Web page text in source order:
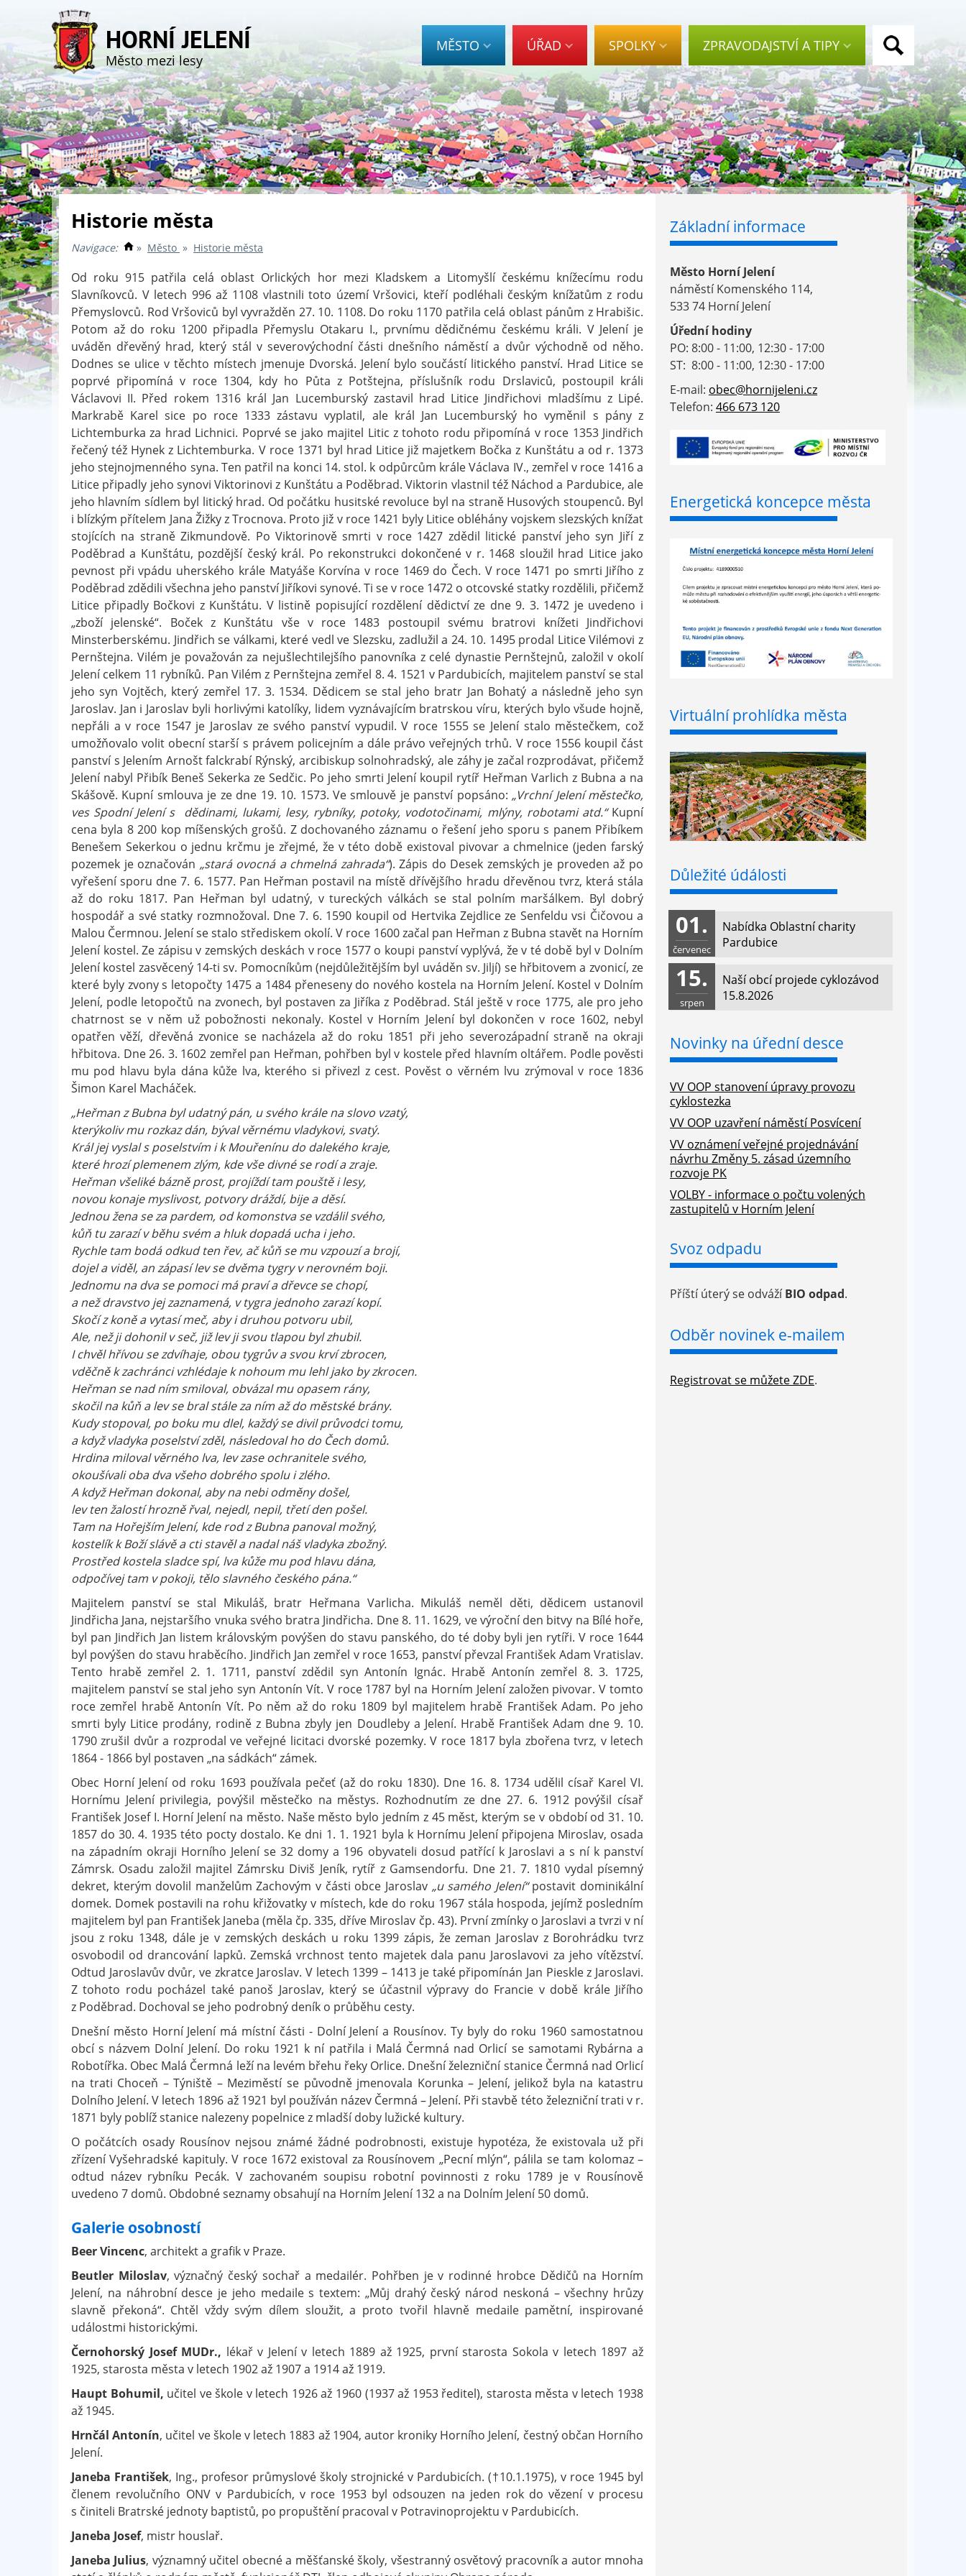
HORNÍ JELENÍ
Město mezi lesy
MĚSTO ÚŘAD SPOLKY ZPRAVODAJSTVÍ A TIPY
Historie města
Navigace: » Město » Historie města
Od roku 915 patřila celá oblast Orlických hor mezi Kladskem a Litomyšlí českému knížecímu rodu
Slavníkovců. V letech 996 až 1108 vlastnili toto území Vršovici, kteří podléhali českým knížatům z rodu
Přemyslovců. Rod Vršoviců byl vyvražděn 27. 10. 1108. Do roku 1170 patřila celá oblast pánům z Hrabišic.
Potom až do roku 1200 připadla Přemyslu Otakaru I., prvnímu dědičnému českému králi. V Jelení je
uváděn dřevěný hrad, který stál v severovýchodní části dnešního náměstí a dvůr východně od něho.
Dodnes se ulice v těchto místech jmenuje Dvorská. Jelení bylo součástí litického panství. Hrad Litice se
poprvé připomíná v roce 1304, kdy ho Půta z Potštejna, příslušník rodu Drslaviců, postoupil králi
Václavovi II. Před rokem 1316 král Jan Lucemburský zastavil hrad Litice Jindřichovi mladšímu z Lipé.
Markrabě Karel sice po roce 1333 zástavu vyplatil, ale král Jan Lucemburský ho vyměnil s pány z
Lichtemburka za hrad Lichnici. Poprvé se jako majitel Litic z tohoto rodu připomíná v roce 1353 Jindřich
řečený též Hynek z Lichtemburka. V roce 1371 byl hrad Litice již majetkem Bočka z Kunštátu a od r. 1373
jeho stejnojmenného syna. Ten patřil na konci 14. stol. k odpůrcům krále Václava IV., zemřel v roce 1416 a
Litice připadly jeho synovi Viktorinovi z Kunštátu a Poděbrad. Viktorin vlastnil též Náchod a Pardubice, ale
jeho hlavním sídlem byl litický hrad. Od počátku husitské revoluce byl na straně Husových stoupenců. Byl
i blízkým přítelem Jana Žižky z Trocnova. Proto již v roce 1421 byly Litice obléhány vojskem slezských knížat
stojících na straně Zikmundově. Po Viktorinově smrti v roce 1427 zdědil litické panství jeho syn Jiří z
Poděbrad a Kunštátu, pozdější český král. Po rekonstrukci dokončené v r. 1468 sloužil hrad Litice jako
pevnost při vpádu uherského krále Matyáše Korvína v roce 1469 do Čech. V roce 1471 po smrti Jiřího z
Poděbrad zdědili všechna jeho panství Jiříkovi synové. Ti se v roce 1472 o otcovské statky rozdělili, přičemž
Litice připadly Bočkovi z Kunštátu. V listině popisující rozdělení dědictví ze dne 9. 3. 1472 je uvedeno i
„zboží jelenské“. Boček z Kunštátu vše v roce 1483 postoupil svému bratrovi knížeti Jindřichovi
Minsterberskému. Jindřich se válkami, které vedl ve Slezsku, zadlužil a 24. 10. 1495 prodal Litice Vilémovi z
Pernštejna. Vilém je považován za nejušlechtilejšího panovníka z celé dynastie Pernštejnů, založil v okolí
Jelení celkem 11 rybníků. Pan Vilém z Pernštejna zemřel 8. 4. 1521 v Pardubicích, majitelem panství se stal
jeho syn Vojtěch, který zemřel 17. 3. 1534. Dědicem se stal jeho bratr Jan Bohatý a následně jeho syn
Jaroslav. Jan i Jaroslav byli horlivými katolíky, lidem vyznávajícím bratrskou víru, kterých bylo všude hojně,
nepřáli a v roce 1547 je Jaroslav ze svého panství vypudil. V roce 1555 se Jelení stalo městečkem, což
umožňovalo volit obecní starší s právem policejním a dále právo veřejných trhů. V roce 1556 koupil část
panství s Jelením Arnošt falckrabí Rýnský, arcibiskup solnohradský, ale záhy je začal rozprodávat, přičemž
Jelení nabyl Přibík Beneš Sekerka ze Sedčic. Po jeho smrti Jelení koupil rytíř Heřman Varlich z Bubna a na
Skášově. Kupní smlouva je ze dne 19. 10. 1573. Ve smlouvě je panství popsáno:„Vrchní Jelení městečko,
ves Spodní Jelení s dědinami, lukami, lesy, rybníky, potoky, vodotočinami, mlýny, robotami atd.“ Kupní
cena byla 8 200 kop míšenských grošů. Z dochovaného záznamu o řešení jeho sporu s panem Přibíkem
Benešem Sekerkou o jednu krčmu je zřejmé, že v této době existoval pivovar a chmelnice (jeden farský
pozemek je označován „stará ovocná a chmelná zahrada“). Zápis do Desek zemských je proveden až po
vyřešení sporu dne 7. 6. 1577. Pan Heřman postavil na místě dřívějšího hradu dřevěnou tvrz, která stála
až do roku 1817. Pan Heřman byl udatný, v tureckých válkách se stal polním maršálkem. Byl dobrý
hospodář a své statky rozmnožoval. Dne 7. 6. 1590 koupil od Hertvika Zejdlice ze Senfeldu vsi Čičovou a
Malou Čermnou. Jelení se stalo střediskem okolí. V roce 1600 začal pan Heřman z Bubna stavět na Horním
Jelení kostel. Ze zápisu v zemských deskách v roce 1577 o koupi panství vyplývá, že v té době byl v Dolním
Jelení kostel zasvěcený 14-ti sv. Pomocníkům (nejdůležitějším byl uváděn sv. Jiljí) se hřbitovem a zvonicí, ze
které byly zvony s letopočty 1475 a 1484 přeneseny do nového kostela na Horním Jelení. Kostel v Dolním
Jelení, podle letopočtů na zvonech, byl postaven za Jiříka z Poděbrad. Stál ještě v roce 1775, ale pro jeho
chatrnost se v něm už pobožnosti nekonaly. Kostel v Horním Jelení byl dokončen v roce 1602, nebyl
opatřen věží, dřevěná zvonice se nacházela až do roku 1851 při jeho severozápadní straně na okraji
hřbitova. Dne 26. 3. 1602 zemřel pan Heřman, pohřben byl v kostele před hlavním oltářem. Podle pověsti
mu pod hlavu byla dána kůže lva, kterého si přivezl z cest. Pověst o věrném lvu zrýmoval v roce 1836
Šimon Karel Macháček.
„Heřman z Bubna byl udatný pán, u svého krále na slovo vzatý,
kterýkoliv mu rozkaz dán, býval věrnému vladykovi, svatý.
Král jej vyslal s poselstvím i k Mouřenínu do dalekého kraje,
které hrozí plemenem zlým, kde vše divné se rodí a zraje.
Heřman všeliké bázně prost, projíždí tam pouště i lesy,
novou konaje myslivost, potvory dráždí, bije a děsí.
Jednou žena se za pardem, od komonstva se vzdálil svého,
kůň tu zarazí v běhu svém a hluk dopadá ucha i jeho.
Rychle tam bodá odkud ten řev, ač kůň se mu vzpouzí a brojí,
dojel a viděl, an zápasí lev se dvěma tygry v nerovném boji.
Jednomu na dva se pomoci má praví a dřevce se chopí,
a než dravstvo jej zaznamená, v tygra jednoho zarazí kopí.
Skočí z koně a vytasí meč, aby i druhou potvoru ubil,
Ale, než ji dohonil v seč, již lev ji svou tlapou byl zhubil.
I chvěl hřívou se zdvíhaje, obou tygrův a svou krví zbrocen,
vděčně k zachránci vzhlédaje k nohoum mu lehl jako by zkrocen.
Heřman se nad ním smiloval, obvázal mu opasem rány,
skočil na kůň a lev se bral stále za ním až do městské brány.
Kudy stopoval, po boku mu dlel, každý se divil průvodci tomu,
a když vladyka poselství zděl, následoval ho do Čech domů.
Hrdina miloval věrného lva, lev zase ochranitele svého,
okoušívali oba dva všeho dobrého spolu i zlého.
A když Heřman dokonal, aby na nebi odměny došel,
lev ten žalostí hrozně řval, nejedl, nepil, třetí den pošel.
Tam na Hořejším Jelení, kde rod z Bubna panoval možný,
kostelík k Boží slávě a cti stavěl a nadal náš vladyka zbožný.
Prostřed kostela sladce spí, lva kůže mu pod hlavu dána,
odpočívej tam v pokoji, tělo slavného českého pána.“
Majitelem panství se stal Mikuláš, bratr Heřmana Varlicha. Mikuláš neměl děti, dědicem ustanovil
Jindřicha Jana, nejstaršího vnuka svého bratra Jindřicha. Dne 8. 11. 1629, ve výroční den bitvy na Bílé hoře,
byl pan Jindřich Jan listem královským povýšen do stavu panského, do té doby byli jen rytíři. V roce 1644
byl povýšen do stavu hraběcího. Jindřich Jan zemřel v roce 1653, panství převzal František Adam Vratislav.
Tento hrabě zemřel 2. 1. 1711, panství zdědil syn Antonín Ignác. Hrabě Antonín zemřel 8. 3. 1725,
majitelem panství se stal jeho syn Antonín Vít. V roce 1787 byl na Horním Jelení založen pivovar. V tomto
roce zemřel hrabě Antonín Vít. Po něm až do roku 1809 byl majitelem hrabě František Adam. Po jeho
smrti byly Litice prodány, rodině z Bubna zbyly jen Doudleby a Jelení. Hrabě František Adam dne 9. 10.
1790 zrušil dvůr a rozprodal ve veřejné licitaci dvorské pozemky. V roce 1817 byla zbořena tvrz, v letech
1864 - 1866 byl postaven „na sádkách“ zámek.
Obec Horní Jelení od roku 1693 používala pečeť (až do roku 1830). Dne 16. 8. 1734 udělil císař Karel VI.
Hornímu Jelení privilegia, povýšil městečko na městys. Rozhodnutím ze dne 27. 6. 1912 povýšil císař
František Josef I. Horní Jelení na město. Naše město bylo jedním z 45 měst, kterým se v období od 31. 10.
1857 do 30. 4. 1935 této pocty dostalo. Ke dni 1. 1. 1921 byla k Hornímu Jelení připojena Miroslav, osada
na západním okraji Horního Jelení se 32 domy a 196 obyvateli dosud patřící k Jaroslavi a s ní k panství
Zámrsk. Osadu založil majitel Zámrsku Diviš Jeník, rytíř z Gamsendorfu. Dne 21. 7. 1810 vydal písemný
dekret, kterým dovolil manželům Zachovým v části obce Jaroslav „u samého Jelení“postavit dominikální
domek. Domek postavili na rohu křižovatky v místech, kde do roku 1967 stála hospoda, jejímž posledním
majitelem byl pan František Janeba (měla čp. 335, dříve Miroslav čp. 43). První zmínky o Jaroslavi a tvrzi v ní
jsou z roku 1348, dále je v zemských deskách u roku 1399 zápis, že zeman Jaroslav z Borohrádku tvrz
osvobodil od drancování lapků. Zemská vrchnost tento majetek dala panu Jaroslavovi za jeho vítězství.
Odtud Jaroslavův dvůr, ve zkratce Jaroslav. V letech 1399 – 1413 je také připomínán Jan Pieskle z Jaroslavi.
Z tohoto rodu pocházel také panoš Jaroslav, který se účastnil výpravy do Francie v době krále Jiřího
z Poděbrad. Dochoval se jeho podrobný deník o průběhu cesty.
Dnešní město Horní Jelení má místní části - Dolní Jelení a Rousínov. Ty byly do roku 1960 samostatnou
obcí s názvem Dolní Jelení. Do roku 1921 k ní patřila i Malá Čermná nad Orlicí se samotami Rybárna a
Robotířka. Obec Malá Čermná leží na levém břehu řeky Orlice. Dnešní železniční stanice Čermná nad Orlicí
na trati Choceň – Týniště – Meziměstí se původně jmenovala Korunka – Jelení, jelikož byla na katastru
Dolního Jelení. V letech 1896 až 1921 byl používán název Čermná – Jelení. Při stavbě této železniční trati v r.
1871 byly poblíž stanice nalezeny popelnice z mladší doby lužické kultury.
O počátcích osady Rousínov nejsou známé žádné podrobnosti, existuje hypotéza, že existovala už při
zřízení Vyšehradské kapituly. V roce 1672 existoval za Rousínovem „Pecní mlýn“, pálila se tam kolomaz –
odtud název rybníku Pecák. V zachovaném soupisu robotní povinnosti z roku 1789 je v Rousínově
uvedeno 7 domů. Obdobné seznamy obsahují na Horním Jelení 132 a na Dolním Jelení 50 domů.
Galerie osobností
Beer Vincenc, architekt a grafik v Praze.
Beutler Miloslav, význačný český sochař a medailér. Pohřben je v rodinné hrobce Dědičů na Horním
Jelení, na náhrobní desce je jeho medaile s textem: „Můj drahý český národ neskoná – všechny hrůzy
slavně překoná“. Chtěl vždy svým dílem sloužit, a proto tvořil hlavně medaile pamětní, inspirované
událostmi historickými.
Černohorský Josef MUDr., lékař v Jelení v letech 1889 až 1925, první starosta Sokola v letech 1897 až
1925, starosta města v letech 1902 až 1907 a 1914 až 1919.
Haupt Bohumil, učitel ve škole v letech 1926 až 1960 (1937 až 1953 ředitel), starosta města v letech 1938
až 1945.
Hrnčál Antonín, učitel ve škole v letech 1883 až 1904, autor kroniky Horního Jelení, čestný občan Horního
Jelení.
Janeba František, Ing., profesor průmyslové školy strojnické v Pardubicích. (†10.1.1975), v roce 1945 byl
členem revolučního ONV v Pardubicích, v roce 1953 byl odsouzen na jeden rok do vězení v procesu
s činiteli Bratrské jednoty baptistů, po propuštění pracoval v Potravinoprojektu v Pardubicích.
Janeba Josef, mistr houslař.
Janeba Julius, významný učitel obecné a měšťanské školy, všestranný osvětový pracovník a autor mnoha
Základní informace
Město Horní Jelení
náměstí Komenského 114,
533 74 Horní Jelení
Úřední hodiny
PO: 8:00 - 11:00, 12:30 - 17:00
ST: 8:00 - 11:00, 12:30 - 17:00
E-mail: obec@hornijeleni.cz
Telefon: 466 673 120
Energetická koncepce města
Virtuální prohlídka města
Důležité údálosti
Nabídka Oblastní charity
Pardubice
01.
červenec
Naší obcí projede cyklozávod
15.8.2026
15.
srpen
Novinky na úřední desce
VV OOP stanovení úpravy provozu
cyklostezka
VV OOP uzavření náměstí Posvícení
VV oznámení veřejné projednávání
návrhu Změny 5. zásad územního
rozvoje PK
VOLBY - informace o počtu volených
zastupitelů v Horním Jelení
Svoz odpadu
Příští úterý se odvážíBIO odpad.
Odběr novinek e-mailem
Registrovat se můžete ZDE.